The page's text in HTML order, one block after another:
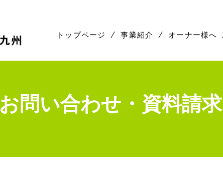
トップページ 事業紹介 オーナー様へ
お問い合わせ・資料請求